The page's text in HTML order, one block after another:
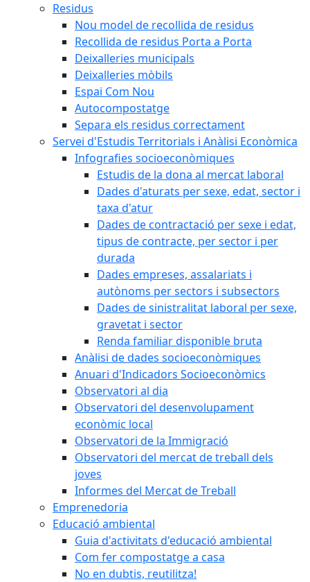
Residus
Nou model de recollida de residus
Recollida de residus Porta a Porta
Deixalleries municipals
Deixalleries mòbils
Espai Com Nou
Autocompostatge
Separa els residus correctament
Servei d'Estudis Territorials i Anàlisi Econòmica
Infografies socioeconòmiques
Estudis de la dona al mercat laboral
Dades d'aturats per sexe, edat, sector i
taxa d'atur
Dades de contractació per sexe i edat,
tipus de contracte, per sector i per
durada
Dades empreses, assalariats i
autònoms per sectors i subsectors
Dades de sinistralitat laboral per sexe,
gravetat i sector
Renda familiar disponible bruta
Anàlisi de dades socioeconòmiques
Anuari d'Indicadors Socioeconòmics
Observatori al dia
Observatori del desenvolupament
econòmic local
Observatori de la Immigració
Observatori del mercat de treball dels
joves
Informes del Mercat de Treball
Emprenedoria
Educació ambiental
Guia d'activitats d'educació ambiental
Com fer compostatge a casa
No en dubtis, reutilitza!